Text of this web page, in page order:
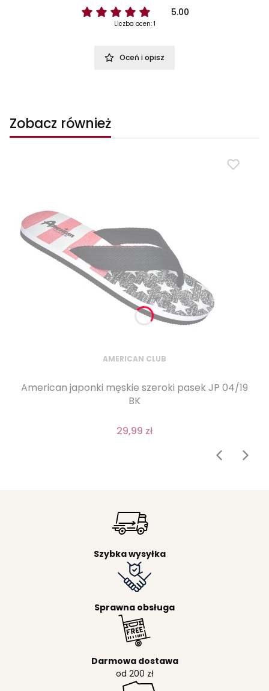
5.00
Liczba ocen: 1
Oceń i opisz
Zobacz również
AMERICAN CLUB
American japonki męskie szeroki pasek JP 04/19
BK
29,99 zł
Szybka wysyłka
Sprawna obsługa
Darmowa dostawa
od 200 zł